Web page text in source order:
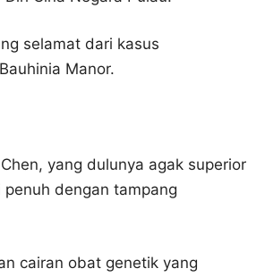
selamat dari kasus
Manor.
yang dulunya agak superior
dengan tampang
cairan obat genetik yang